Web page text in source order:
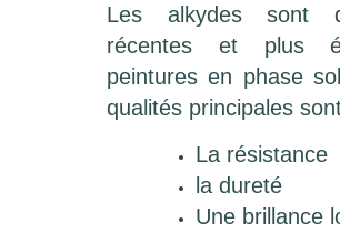
Les alkydes sont
récentes et plus
peintures en phase
qualités principales
La résistance
la dureté
Une brillance